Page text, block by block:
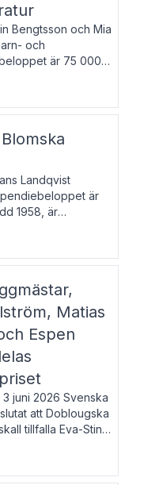
Bengtsson och Mia
och
är 75 000
1987, är författare
Landqvist
är
1958, är
Han
Författn
Matias
Espen
juni 2026 Svenska
att Doblougska
tillfalla Eva-Stina
Dahlström, Matias
Stueland.
000 svenska